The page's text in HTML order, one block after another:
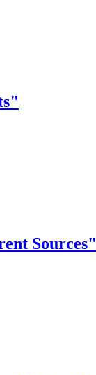
Sources"